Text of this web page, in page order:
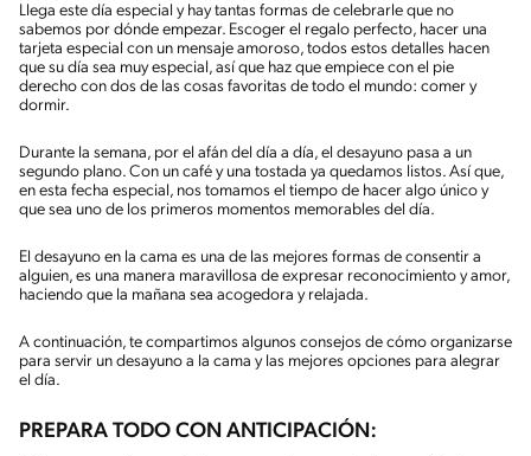
Llega este día especial y hay tantas formas de celebrarle que no
sabemos por dónde empezar. Escoger el regalo perfecto, hacer una
tarjeta especial con un mensaje amoroso, todos estos detalles hacen
que su día sea muy especial, así que haz que empiece con el pie
derecho con dos de las cosas favoritas de todo el mundo: comer y
dormir.
Durante la semana, por el afán del día a día, el desayuno pasa a un
segundo plano. Con un café y una tostada ya quedamos listos. Así que,
en esta fecha especial, nos tomamos el tiempo de hacer algo único y
que sea uno de los primeros momentos memorables del día.
El desayuno en la cama es una de las mejores formas de consentir a
alguien, es una manera maravillosa de expresar reconocimiento y amor,
haciendo que la mañana sea acogedora y relajada.
A continuación, te compartimos algunos consejos de cómo organizarse
para servir un desayuno a la cama y las mejores opciones para alegrar
el día.
PREPARA TODO CON ANTICIPACIÓN: